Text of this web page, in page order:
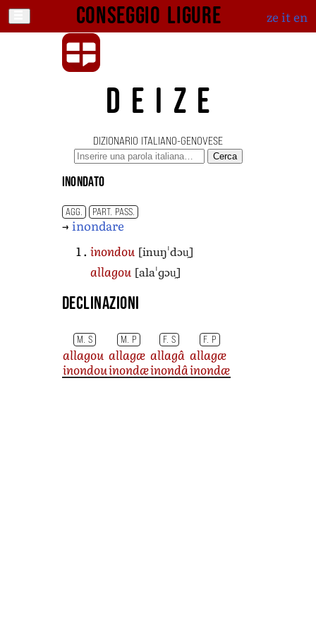
Conseggio ligure ze iten
DEIZE
DIZIONARIO ITALIANO-GENOVESE
Cerca
inondato
AGG. PART. PASS.
→ inondare
inondou [inuŋˈdɔu̯]
allagou [alaˈɡɔu̯]
Declinazioni
M. S M. P F. S F. P
allagou allagæ allagâ allagæ
inondouinondæinondâinondæ